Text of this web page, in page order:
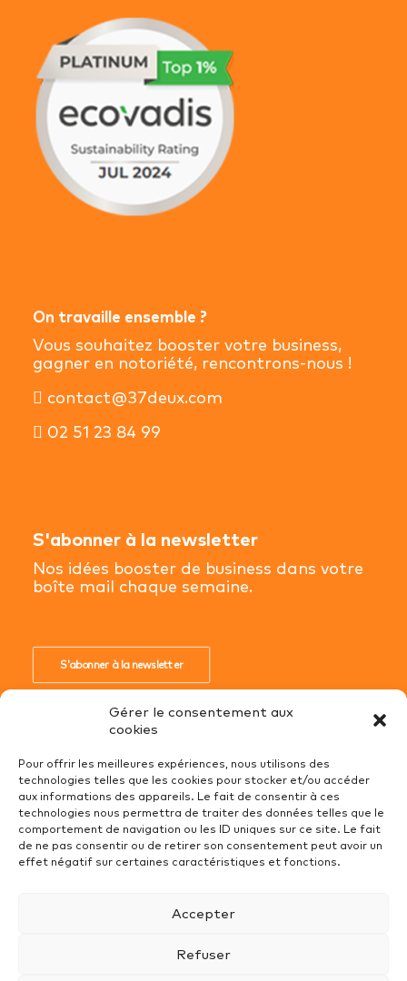
Gérer le consentement aux
cookies
Pour offrir les meilleures expériences, nous utilisons des
technologies telles que les cookies pour stocker et/ou accéder
aux informations des appareils. Le fait de consentir à ces
technologies nous permettra de traiter des données telles que le
comportement de navigation ou les ID uniques sur ce site. Le fait
de ne pas consentir ou de retirer son consentement peut avoir un
effet négatif sur certaines caractéristiques et fonctions.
Accepter
Refuser
On travaille ensemble ?
Vous souhaitez booster votre business,
gagner en notoriété, rencontrons-nous !
contact@37deux.com
02 51 23 84 99
S'abonner à la newsletter
Nos idées booster de business dans votre
boîte mail chaque semaine.
S'abonner à la newsletter
Conditions Générales de Ventes
Mentions Légales
Recrutement
Politique de cookies (UE)